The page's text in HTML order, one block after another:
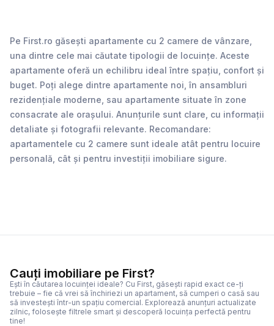
Pe First.ro găsești apartamente cu 2 camere de vânzare,
una dintre cele mai căutate tipologii de locuințe. Aceste
apartamente oferă un echilibru ideal între spațiu, confort și
buget. Poți alege dintre apartamente noi, în ansambluri
rezidențiale moderne, sau apartamente situate în zone
consacrate ale orașului. Anunțurile sunt clare, cu informații
detaliate și fotografii relevante. Recomandare:
apartamentele cu 2 camere sunt ideale atât pentru locuire
personală, cât și pentru investiții imobiliare sigure.
Cauți imobiliare pe First?
Ești în căutarea locuinței ideale? Cu First, găsești rapid exact ce-ți
trebuie – fie că vrei să închiriezi un apartament, să cumperi o casă sau
să investești într-un spațiu comercial. Explorează anunțuri actualizate
zilnic, folosește filtrele smart și descoperă locuința perfectă pentru
tine!